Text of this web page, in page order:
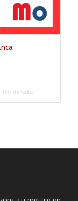
les détails